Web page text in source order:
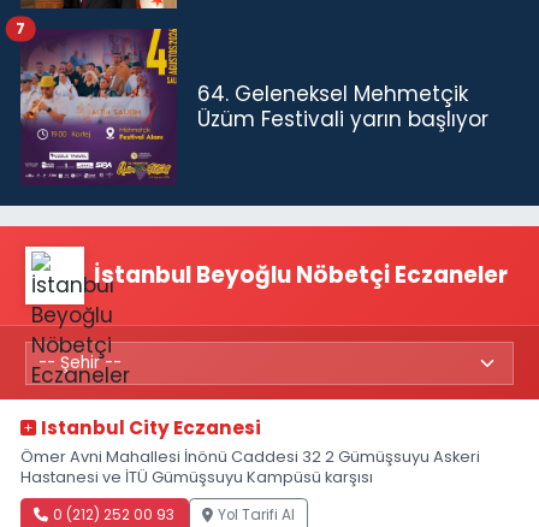
64. Geleneksel Mehmetçik
Üzüm Festivali yarın başlıyor
7
İstanbul Beyoğlu Nöbetçi Eczaneler
Istanbul City Eczanesi
Ömer Avni Mahallesi İnönü Caddesi 32 2 Gümüşsuyu Askeri
Hastanesi ve İTÜ Gümüşsuyu Kampüsü karşısı
0 (212) 252 00 93 Yol Tarifi Al